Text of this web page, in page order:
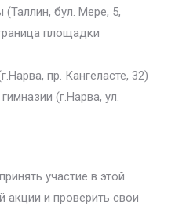
(Таллин, бул. Мере, 5,
площадки
пр. Кангеласте, 32)
(г.Нарва, ул.
участие в этой
акции и проверить свои